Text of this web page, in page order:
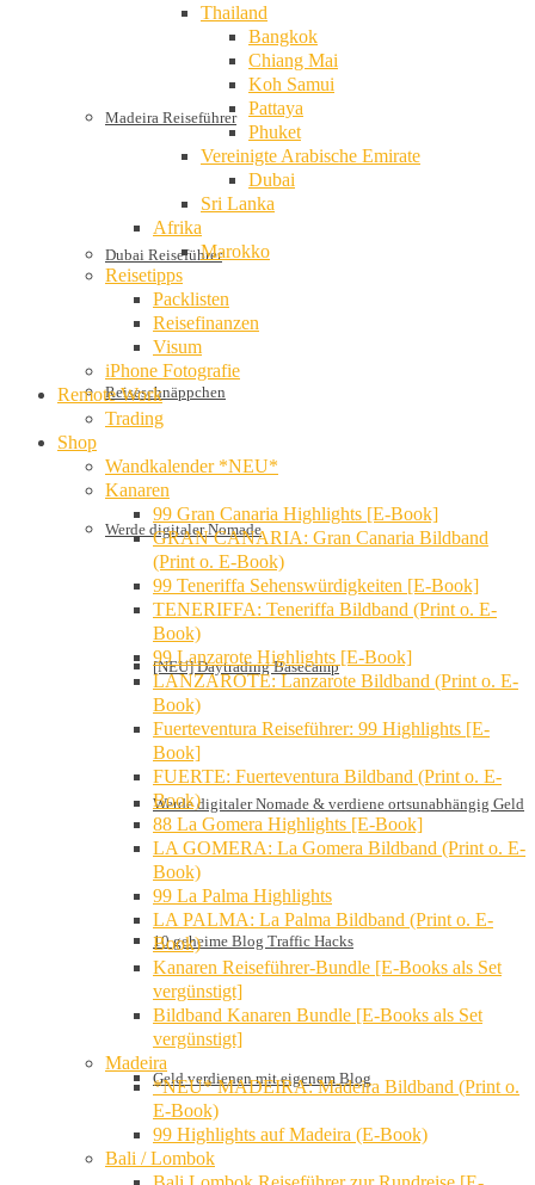
Madeira Reiseführer
Dubai Reiseführer
Reiseschnäppchen
Werde digitaler Nomade
[NEU] Daytrading Basecamp
Werde digitaler Nomade & verdiene ortsunabhängig Geld
10 geheime Blog Traffic Hacks
Geld verdienen mit eigenem Blog
Thailand
Bangkok
Chiang Mai
Koh Samui
Pattaya
Phuket
Vereinigte Arabische Emirate
Dubai
Sri Lanka
Afrika
Marokko
Reisetipps
Packlisten
Reisefinanzen
Visum
iPhone Fotografie
Remote Work
Trading
Shop
Wandkalender *NEU*
Kanaren
99 Gran Canaria Highlights [E-Book]
GRAN CANARIA: Gran Canaria Bildband
(Print o. E-Book)
99 Teneriffa Sehenswürdigkeiten [E-Book]
TENERIFFA: Teneriffa Bildband (Print o. E-
Book)
99 Lanzarote Highlights [E-Book]
LANZAROTE: Lanzarote Bildband (Print o. E-
Book)
Fuerteventura Reiseführer: 99 Highlights [E-
Book]
FUERTE: Fuerteventura Bildband (Print o. E-
Book)
88 La Gomera Highlights [E-Book]
LA GOMERA: La Gomera Bildband (Print o. E-
Book)
99 La Palma Highlights
LA PALMA: La Palma Bildband (Print o. E-
Book)
Kanaren Reiseführer-Bundle [E-Books als Set
vergünstigt]
Bildband Kanaren Bundle [E-Books als Set
vergünstigt]
Madeira
*NEU* MADEIRA: Madeira Bildband (Print o.
E-Book)
99 Highlights auf Madeira (E-Book)
Bali / Lombok